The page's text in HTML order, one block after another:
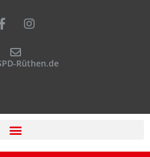
Rüthen.de